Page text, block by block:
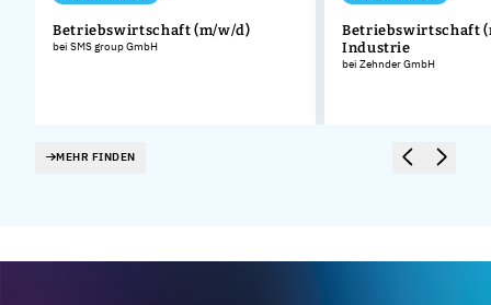
Betriebswirtschaft (m/w/d)
bei SMS group GmbH
Betriebswirtschaft
Industrie
bei Zehnder GmbH
MEHR FINDEN